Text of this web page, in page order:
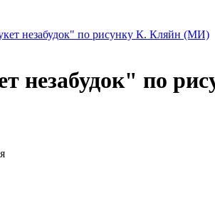
незабудок" по рисунку К. Кляйн (МИ)
незабудок" по